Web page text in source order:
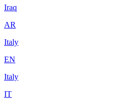
Iraq
AR
Italy
EN
Italy
IT